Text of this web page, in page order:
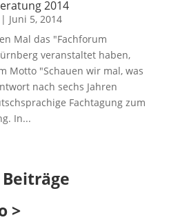
2014
Juni 5, 2014
Mal das "Fachforum
veranstaltet haben,
Motto "Schauen wir mal, was
nach sechs Jahren
Fachtagung zum
In...
>